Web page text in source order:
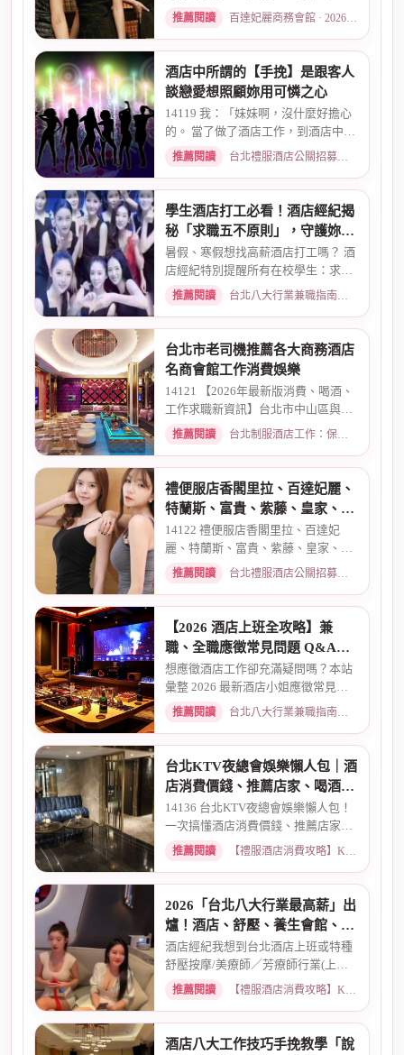
度自曝，從入行初衷、被客人...
推薦閱讀 百達妃麗商務會館 · 2026-05-10
酒店中所謂的【手挽】是跟客人
談戀愛想照顧妳用可憐之心
14119 我：「妹妹啊，沒什麼好擔心
的。 當了做了酒店工作，到酒店中，
還有兩個機會 一個是單純、...
推薦閱讀 台北禮服酒店公關招募：兼職工作內容與薪資規範 · 2026-01-08
學生酒店打工必看！酒店經紀揭
秘「求職五不原則」，守護妳的
求職安全
暑假、寒假想找高薪酒店打工嗎？ 酒
店經紀特別提醒所有在校學生：求職
時請務必堅守「五不原則」...
推薦閱讀 台北八大行業兼職指南：熱門職缺與求職須知 · 2026-03-09
台北市老司機推薦各大商務酒店
名商會館工作消費娛樂
14121 【2026年最新版消費、喝酒、
工作求職新資訊】台北市中山區與東
區酒店老司機推薦舒壓會館、...
推薦閱讀 台北制服酒店工作：保障現領薪資與職缺總覽 · 2026-04-01
禮便服店香閣里拉、百達妃麗、
特蘭斯、富貴、紫藤、皇家、金
典酒店消費
14122 禮便服店香閣里拉、百達妃
麗、特蘭斯、富貴、紫藤、皇家、金
典、消費喝酒 、金拿督、101會...
推薦閱讀 台北禮服酒店公關招募：兼職工作內容與薪資規範 · 2026-06-04
【2026 酒店上班全攻略】兼
職、全職應徵常見問題 Q&A：
薪資、安全、環境全解析
想應徵酒店工作卻充滿疑問嗎？本站
彙整 2026 最新酒店小姐應徵常見問
題 Q&A。深入解析全職與兼職...
推薦閱讀 台北八大行業兼職指南：熱門職缺與求職須知 · 2026-03-09
台北KTV夜總會娛樂懶人包｜酒
店消費價錢、推薦店家、喝酒介
紹一次看懂
14136 台北KTV夜總會娛樂懶人包！
一次搞懂酒店消費價錢、推薦店家、
喝酒介紹。從基本消費、包廂...
推薦閱讀 【禮服酒店消費攻略】KTV喝酒娛樂、價格試算 · 2026-03-16
2026「台北八大行業最高薪」出
爐！酒店、舒壓、養生會館、經
紀人推薦
酒店經紀我想到台北酒店上班或特種
舒壓按摩/美療師／芳療師行業(上班
天數可自選) 特種行業工作也...
推薦閱讀 【禮服酒店消費攻略】KTV喝酒娛樂、價格試算 · 2026-01-15
酒店八大工作技巧手挽教學「說